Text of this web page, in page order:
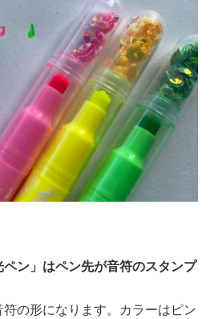
ン」はペン先が音符のスタンプ
の形になります。カラーはピン